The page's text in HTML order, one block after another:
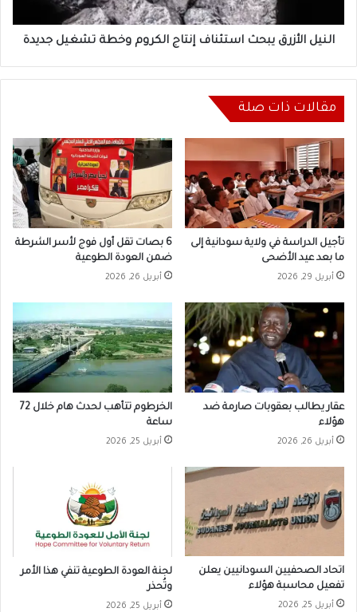
جديدة
النيل الأزرق يبحث استئناف إنتاج الكروم وخطة تشغيل جديدة
مقالات ذات صلة
تأجيل الدراسة في ولاية سودانية إلى
ما بعد عيد الأضحى
أبريل 29, 2026
6 بصات تقل أول فوج لأسر الشرطة
ضمن العودة الطوعية
أبريل 26, 2026
عقار يطالب بعقوبات صارمة ضد
هؤلاء
أبريل 26, 2026
الخرطوم تتأهب لحدث هام خلال 72
ساعة
أبريل 25, 2026
اتحاد الصحفيين السودانيين يعلن
تفعيل محاسبة هؤلاء
أبريل 25, 2026
لجنة العودة الطوعية تنفي هذا الأمر
وتُحذر
أبريل 25, 2026